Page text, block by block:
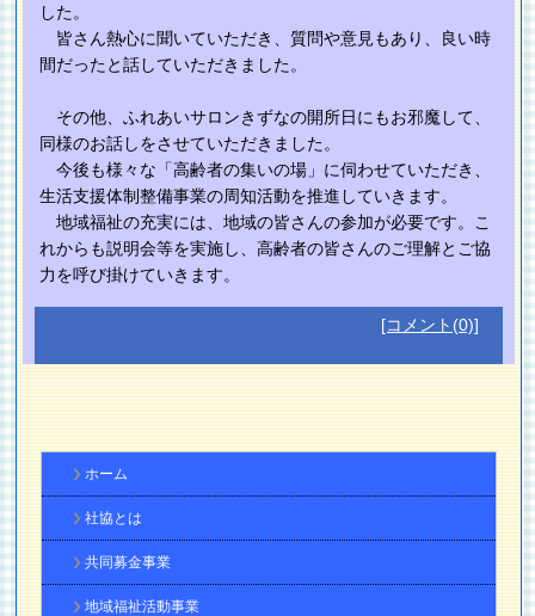
した。
皆さん熱心に聞いていただき、質問や意見もあり、良い時
間だったと話していただきました。
その他、ふれあいサロンきずなの開所日にもお邪魔して、
同様のお話しをさせていただきました。
今後も様々な「高齢者の集いの場」に伺わせていただき、
生活支援体制整備事業の周知活動を推進していきます。
地域福祉の充実には、地域の皆さんの参加が必要です。こ
れからも説明会等を実施し、高齢者の皆さんのご理解とご協
力を呼び掛けていきます。
[コメント(0)]
ホーム
社協とは
共同募金事業
地域福祉活動事業